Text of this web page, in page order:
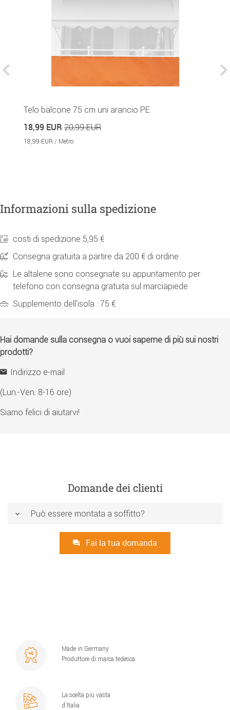
Telo balcone 75 cm uni arancio PE
18,99 EUR 20,99 EUR
18,99 EUR / Metro
Informazioni sulla spedizione
costi di spedizione 5,95 €
Consegna gratuita a partire da 200 € di ordine
Le altalene sono consegnate su appuntamento per
telefono con consegna gratuita sul marciapiede
Supplemento dell'isola : 75 €
Hai domande sulla consegna o vuoi saperne di più sui nostri
prodotti?
Indirizzo e-mail
(Lun.-Ven. 8-16 ore)
Siamo felici di aiutarvi!
Domande dei clienti
Può essere montata a soffitto?
Fai la tua domanda
Made in Germany
Produttore di marca tedesca
La scelta più vasta
d´Italia